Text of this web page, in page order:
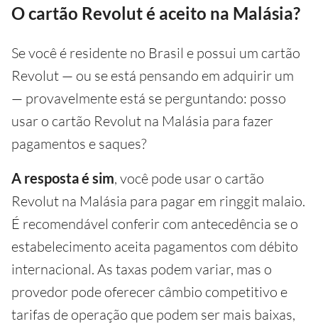
O cartão Revolut é aceito na Malásia?
Se você é residente no Brasil e possui um cartão
Revolut — ou se está pensando em adquirir um
— provavelmente está se perguntando: posso
usar o cartão Revolut na Malásia para fazer
pagamentos e saques?
A resposta é sim, você pode usar o cartão
Revolut na Malásia para pagar em ringgit malaio.
É recomendável conferir com antecedência se o
estabelecimento aceita pagamentos com débito
internacional. As taxas podem variar, mas o
provedor pode oferecer câmbio competitivo e
tarifas de operação que podem ser mais baixas,